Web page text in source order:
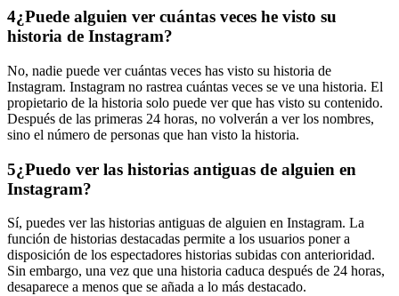
4¿Puede alguien ver cuántas veces he visto su
historia de Instagram?
No, nadie puede ver cuántas veces has visto su historia de
Instagram. Instagram no rastrea cuántas veces se ve una historia. El
propietario de la historia solo puede ver que has visto su contenido.
Después de las primeras 24 horas, no volverán a ver los nombres,
sino el número de personas que han visto la historia.
5¿Puedo ver las historias antiguas de alguien en
Instagram?
Sí, puedes ver las historias antiguas de alguien en Instagram. La
función de historias destacadas permite a los usuarios poner a
disposición de los espectadores historias subidas con anterioridad.
Sin embargo, una vez que una historia caduca después de 24 horas,
desaparece a menos que se añada a lo más destacado.